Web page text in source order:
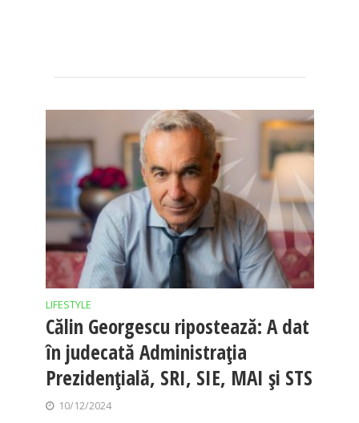
LIFESTYLE
Călin Georgescu ripostează: A dat
în judecată Administrația
Prezidențială, SRI, SIE, MAI și STS
10/12/2024